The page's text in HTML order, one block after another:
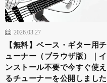
2026.03.27
【無料】ベース・ギター用チ
ューナー（ブラウザ版）｜イ
ンストール不要で今すぐ使え
るチューナーを公開しました